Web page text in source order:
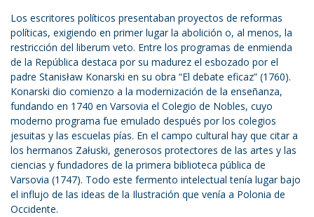
Los escritores políticos presentaban proyectos de reformas
políticas, exigiendo en primer lugar la abolición o, al menos, la
restricción del liberum veto. Entre los programas de enmienda
de la República destaca por su madurez el esbozado por el
padre Stanisław Konarski en su obra “El debate eficaz” (1760).
Konarski dio comienzo a la modernización de la enseñanza,
fundando en 1740 en Varsovia el Colegio de Nobles, cuyo
moderno programa fue emulado después por los colegios
jesuitas y las escuelas pías. En el campo cultural hay que citar a
los hermanos Załuski, generosos protectores de las artes y las
ciencias y fundadores de la primera biblioteca pública de
Varsovia (1747). Todo este fermento intelectual tenía lugar bajo
el influjo de las ideas de la Ilustración que venía a Polonia de
Occidente.